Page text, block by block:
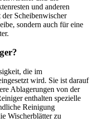
und anderen
Scheibenwischer
sondern auch für eine
die im
wird. Sie ist darauf
Ablagerungen von der
enthalten spezielle
Reinigung
Wischerblätter zu